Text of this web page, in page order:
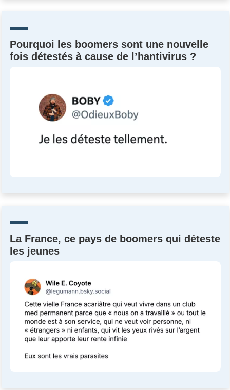
Pourquoi les boomers sont une nouvelle
fois détestés à cause de l’hantivirus ?
La France, ce pays de boomers qui déteste
les jeunes
C'EST PARTI